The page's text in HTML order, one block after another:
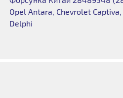
Opel Antara, Chevrolet
Delphi